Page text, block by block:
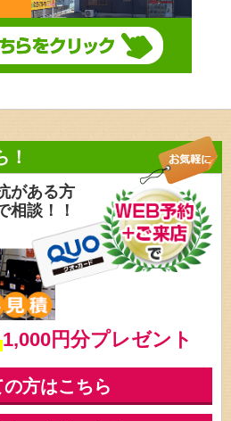
！
がある方
相談！！
1,000円分プレゼント
方はこちら